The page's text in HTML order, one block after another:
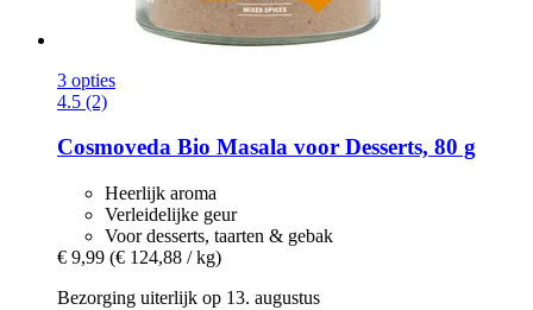
3 opties
4.5 (2)
Cosmoveda Bio Masala voor Desserts, 80 g
Heerlijk aroma
Verleidelijke geur
Voor desserts, taarten & gebak
€ 9,99 (€ 124,88 / kg)
Bezorging uiterlijk op 13. augustus